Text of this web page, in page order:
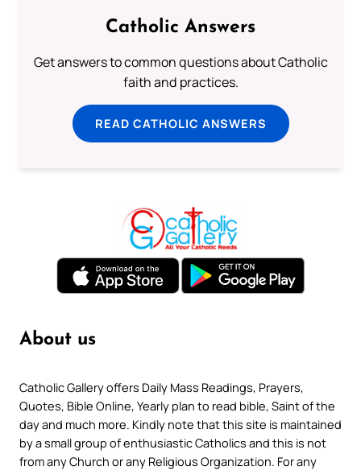
Catholic Answers
Get answers to common questions about Catholic
faith and practices.
READ CATHOLIC ANSWERS
About us
Catholic Gallery offers Daily Mass Readings, Prayers,
Quotes, Bible Online, Yearly plan to read bible, Saint of the
day and much more. Kindly note that this site is maintained
by a small group of enthusiastic Catholics and this is not
from any Church or any Religious Organization. For any